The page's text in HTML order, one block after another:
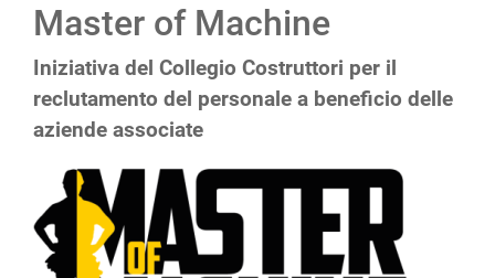
Master of Machine
Iniziativa del Collegio Costruttori per il
reclutamento del personale a beneficio delle
aziende associate